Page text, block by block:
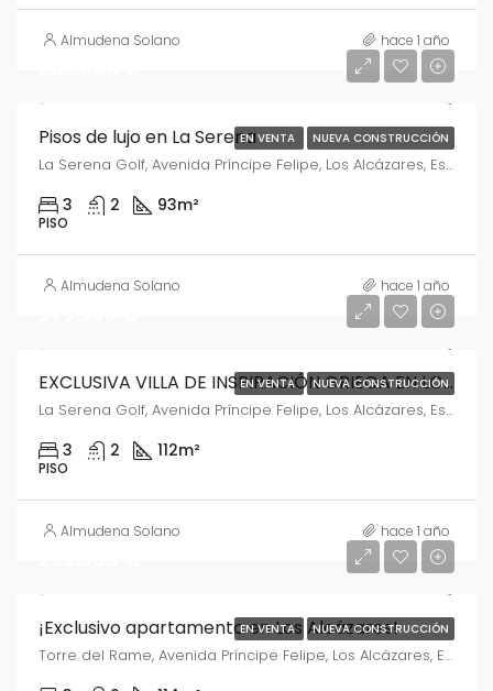
Almudena Solano hace 1 año
EN VENTA NUEVA CONSTRUCCIÓN
Pisos de lujo en La Serena
La Serena Golf, Avenida Príncipe Felipe, Los Alcázares, España
3 2 93m²
PISO
Almudena Solano hace 1 año
EN VENTA NUEVA CONSTRUCCIÓNEXCLUSIVA VILLA DE INSPIRACIÓN GRIEGA EN LOS ALCÁZARES
La Serena Golf, Avenida Príncipe Felipe, Los Alcázares, España
3 2 112m²
PISO
Almudena Solano hace 1 año
EN VENTA NUEVA CONSTRUCCIÓN
¡Exclusivo apartamento en Los Alcázares!
Torre del Rame, Avenida Príncipe Felipe, Los Alcázares, España